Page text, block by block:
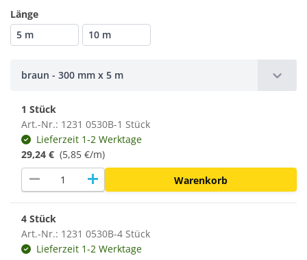
Länge
5 m
10 m
braun - 300 mm x 5 m
1 Stück
Art.-Nr.: 1231 0530B-1 Stück
Lieferzeit 1-2 Werktage
29,24 € (5,85 €/m)
remove add Warenkorb
4 Stück
Art.-Nr.: 1231 0530B-4 Stück
Lieferzeit 1-2 Werktage